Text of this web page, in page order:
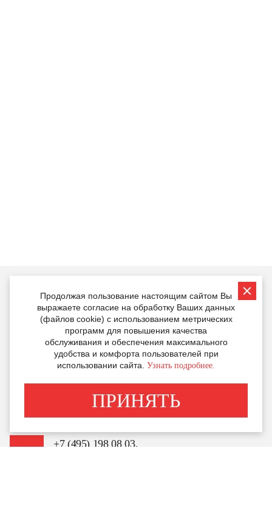
Продолжая пользование настоящим сайтом Вы
выражаете согласие на обработку Ваших данных
(файлов cookie) с использованием метрических
программ для повышения качества
обслуживания и обеспечения максимального
удобства и комфорта пользователей при
использовании сайта. Узнать подробнее.
ПРИНЯТЬ
КОНТАКТЫ
Региональный оператор комплекса
gto@mosgorsport.ru
+7 (495) 198 08 03,